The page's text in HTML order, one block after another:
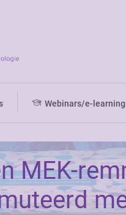
Webinars/e-
MEK-